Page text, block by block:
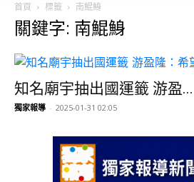
首頁 標籤 南鯤鯓
關鍵字: 南鯤鯓
知名廟宇抽出國運籤 游盈...
獨家報導 - 2025-01-31 02:05